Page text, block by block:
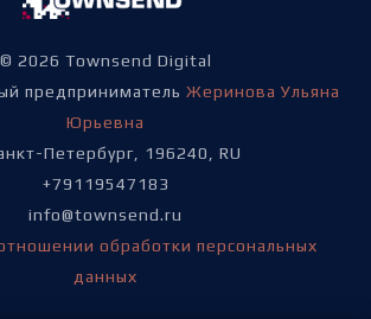
© 2026 Townsend Digital
предприниматель Жеринова Ульяна
Юрьевна
Петербург, 196240, RU
+79119547183
info@townsend.ru
обработки персональных
данных